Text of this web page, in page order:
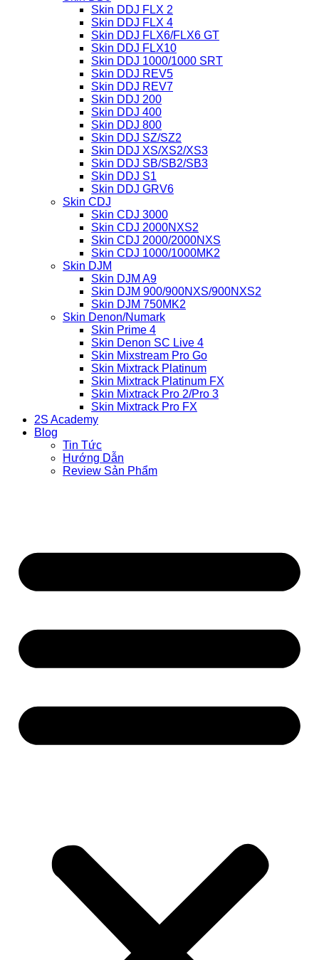
Skin DDJ FLX 2
Skin DDJ FLX 4
Skin DDJ FLX6/FLX6 GT
Skin DDJ FLX10
Skin DDJ 1000/1000 SRT
Skin DDJ REV5
Skin DDJ REV7
Skin DDJ 200
Skin DDJ 400
Skin DDJ 800
Skin DDJ SZ/SZ2
Skin DDJ XS/XS2/XS3
Skin DDJ SB/SB2/SB3
Skin DDJ S1
Skin DDJ GRV6
Skin CDJ
Skin CDJ 3000
Skin CDJ 2000NXS2
Skin CDJ 2000/2000NXS
Skin CDJ 1000/1000MK2
Skin DJM
Skin DJM A9
Skin DJM 900/900NXS/900NXS2
Skin DJM 750MK2
Skin Denon/Numark
Skin Prime 4
Skin Denon SC Live 4
Skin Mixstream Pro Go
Skin Mixtrack Platinum
Skin Mixtrack Platinum FX
Skin Mixtrack Pro 2/Pro 3
Skin Mixtrack Pro FX
2S Academy
Blog
Tin Tức
Hướng Dẫn
Review Sản Phẩm